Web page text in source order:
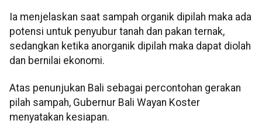
Ia menjelaskan saat sampah organik dipilah maka ada
potensi untuk penyubur tanah dan pakan ternak,
sedangkan ketika anorganik dipilah maka dapat diolah
dan bernilai ekonomi.
Atas penunjukan Bali sebagai percontohan gerakan
pilah sampah, Gubernur Bali Wayan Koster
menyatakan kesiapan.